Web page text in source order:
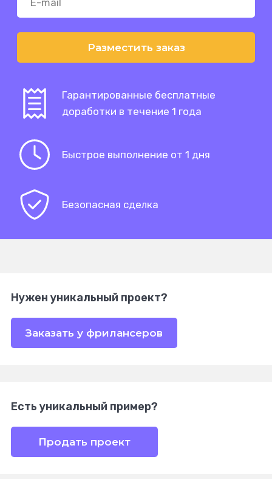
Разместить заказ
Гарантированные бесплатные
доработки в течение 1 года
Быстрое выполнение от 1 дня
Безопасная сделка
Нужен уникальный проект?
Заказать у фрилансеров
Есть уникальный пример?
Продать проект